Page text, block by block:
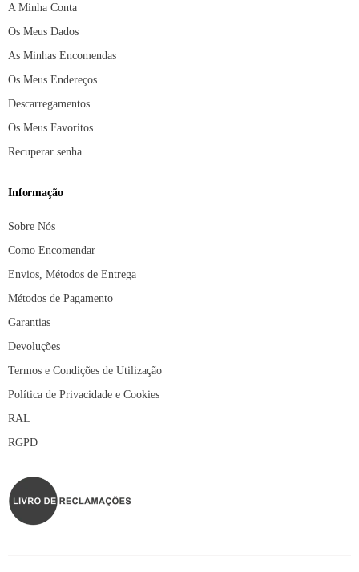
A Minha Conta
Os Meus Dados
As Minhas Encomendas
Os Meus Endereços
Descarregamentos
Os Meus Favoritos
Recuperar senha
Informação
Sobre Nós
Como Encomendar
Envios, Métodos de Entrega
Métodos de Pagamento
Garantias
Devoluções
Termos e Condições de Utilização
Política de Privacidade e Cookies
RAL
RGPD